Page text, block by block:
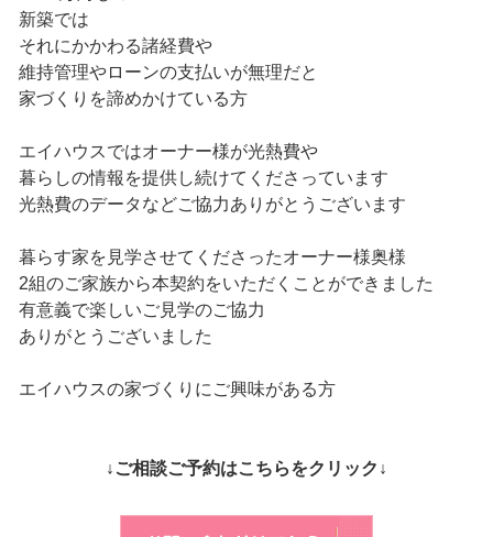
新築では
それにかかわる諸経費や
維持管理やローンの支払いが無理だと
家づくりを諦めかけている方
エイハウスではオーナー様が光熱費や
暮らしの情報を提供し続けてくださっています
光熱費のデータなどご協力ありがとうございます
暮らす家を見学させてくださったオーナー様奥様
2組のご家族から本契約をいただくことができました
有意義で楽しいご見学のご協力
ありがとうございました
エイハウスの家づくりにご興味がある方
↓ご相談ご予約はこちらをクリック↓